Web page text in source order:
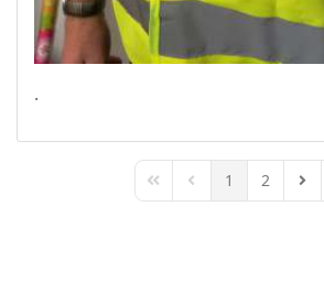
.
First PagePrevious Page
1 2